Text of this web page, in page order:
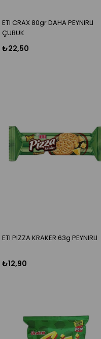
ETI CRAX 80gr DAHA PEYNIRLI
ÇUBUK
₺22,50
ETI PIZZA KRAKER 63g PEYNIRLI
₺12,90